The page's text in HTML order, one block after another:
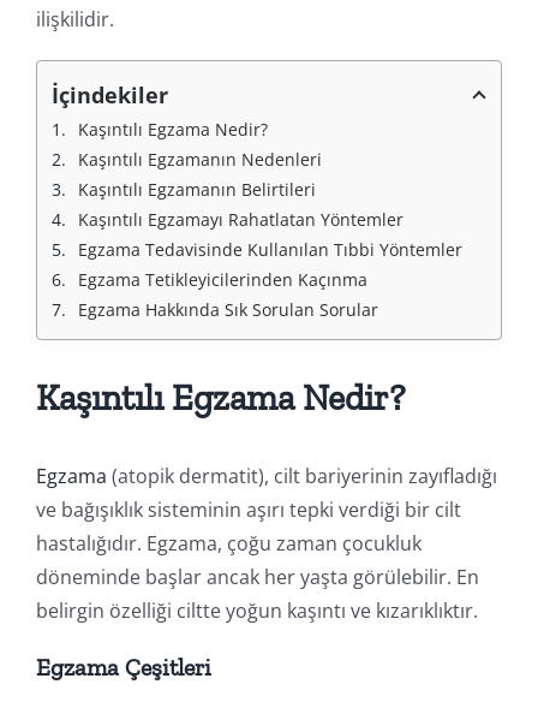
ilişkilidir.
İçindekiler
Kaşıntılı Egzama Nedir?
Kaşıntılı Egzamanın Nedenleri
Kaşıntılı Egzamanın Belirtileri
Kaşıntılı Egzamayı Rahatlatan Yöntemler
Egzama Tedavisinde Kullanılan Tıbbi Yöntemler
Egzama Tetikleyicilerinden Kaçınma
Egzama Hakkında Sık Sorulan Sorular
Kaşıntılı Egzama Nedir?
Egzama (atopik dermatit), cilt bariyerinin zayıfladığı
ve bağışıklık sisteminin aşırı tepki verdiği bir cilt
hastalığıdır. Egzama, çoğu zaman çocukluk
döneminde başlar ancak her yaşta görülebilir. En
belirgin özelliği ciltte yoğun kaşıntı ve kızarıklıktır.
Egzama Çeşitleri